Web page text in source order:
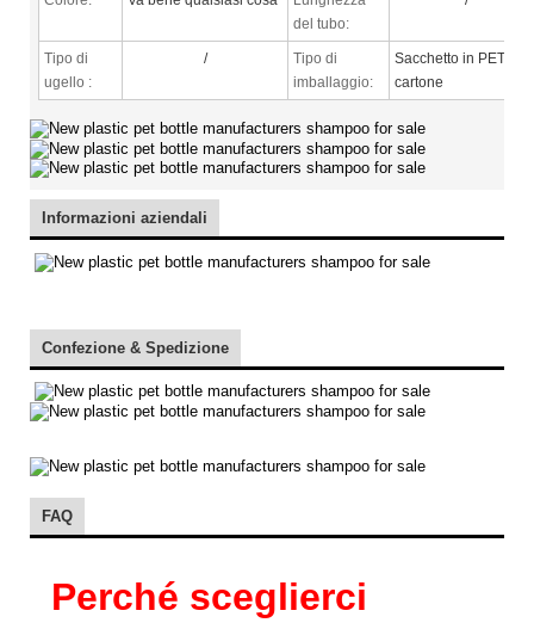
del tubo:
Tipo di
ugello :
/
Tipo di
imballaggio:
Sacchetto in PET +
cartone
Informazioni aziendali
Confezione & Spedizione
FAQ
Perché sceglierci